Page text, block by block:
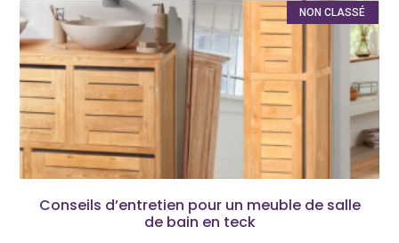
NON CLASSÉ
Conseils d’entretien pour un meuble de salle
de bain en teck